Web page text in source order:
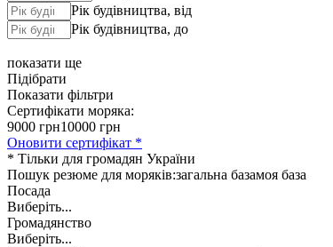
Рік будівництва, від
Рік будівництва, до
показати ще
Підібрати
Показати фільтри
Сертифікати моряка:
9000 грн10000 грн
Оновити сертифікат *
* Тільки для громадян України
Пошук резюме для моряків:загальна базамоя база
Посада
Виберіть...
Громадянство
Виберіть...